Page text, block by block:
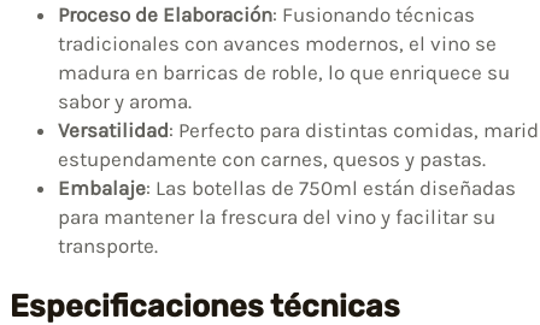
Proceso de Elaboración: Fusionando técnicas
tradicionales con avances modernos, el vino se
madura en barricas de roble, lo que enriquece su
sabor y aroma.
Versatilidad: Perfecto para distintas comidas,
estupendamente con carnes, quesos y pastas.
Embalaje: Las botellas de 750ml están diseñadas
para mantener la frescura del vino y facilitar su
transporte.
Especificaciones técnicas